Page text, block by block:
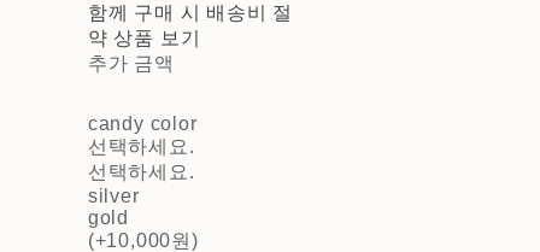
함께 구매 시 배송비 절
약 상품 보기
추가 금액
candy color
선택하세요.
선택하세요.
silver
gold
(+10,000원)